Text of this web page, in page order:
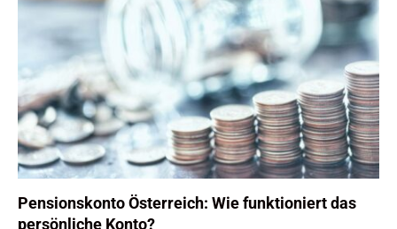
Pensionskonto Österreich: Wie funktioniert das
persönliche Konto?